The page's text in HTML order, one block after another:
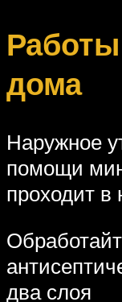
дома
Наружное
помощи
проходит в
два слоя